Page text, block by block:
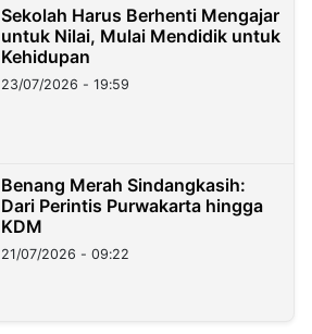
Sekolah Harus Berhenti Mengajar
untuk Nilai, Mulai Mendidik untuk
Kehidupan
23/07/2026 - 19:59
Benang Merah Sindangkasih:
Dari Perintis Purwakarta hingga
KDM
21/07/2026 - 09:22